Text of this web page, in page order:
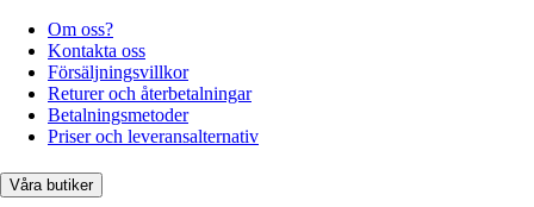
Om oss?
Kontakta oss
Försäljningsvillkor
Returer och återbetalningar
Betalningsmetoder
Priser och leveransalternativ
Våra butiker